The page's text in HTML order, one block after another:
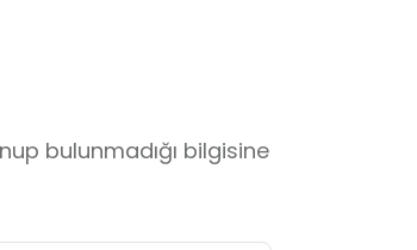
bulunmadığı bilgisine